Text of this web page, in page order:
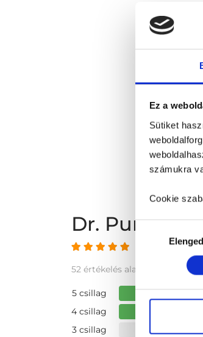
Ez a
Sütiket
számukra
Cookie
kiválasztása
Dr. Purcsi
4.77 az 5-ből
52 értékelés alapján
5 csillag
4 csillag
3 csillag